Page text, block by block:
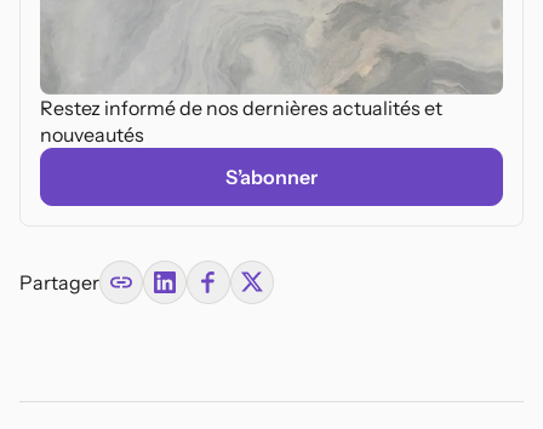
Partager
Geneva
Glarus
Compilation
Restez informé de nos dernières actualités et
nouveautés
S’abonner